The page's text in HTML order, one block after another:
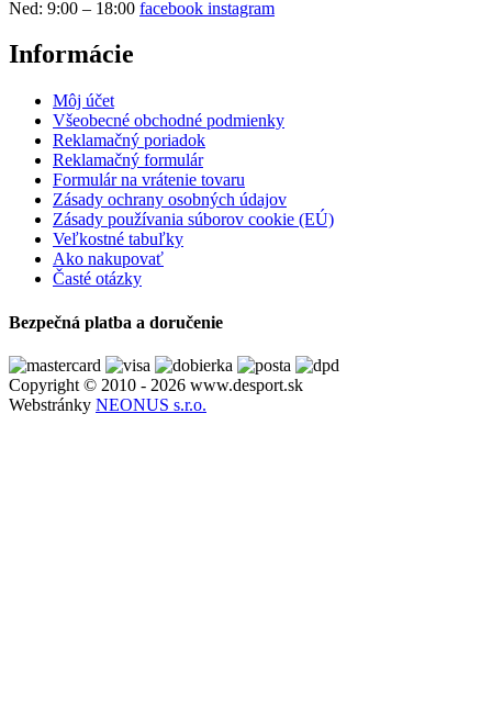
Ned: 9:00 – 18:00 facebook instagram
Informácie
Môj účet
Všeobecné obchodné podmienky
Reklamačný poriadok
Reklamačný formulár
Formulár na vrátenie tovaru
Zásady ochrany osobných údajov
Zásady používania súborov cookie (EÚ)
Veľkostné tabuľky
Ako nakupovať
Časté otázky
Bezpečná platba a doručenie
Copyright © 2010 - 2026 www.desport.sk
Webstránky NEONUS s.r.o.